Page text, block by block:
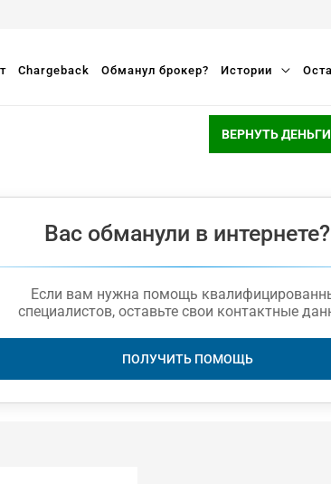
Chargeback Обманул брокер? Истории
ВЕРНУТЬ
Вас обманули в интернете?
Если вам нужна помощь
специалистов, оставьте свои контактные
ПОЛУЧИТЬ ПОМОЩЬ